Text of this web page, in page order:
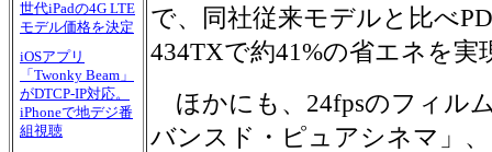
世代iPadの4G LTE
モデル価格を決定
iOSアプリ
「Twonky Beam」
がDTCP-IP対応。
iPhoneで地デジ番
組視聴
で、同社従来モデルと比べ
434TXで約41%の省エネを
ほかにも、24fpsのフィル
バンスド・ピュアシネマ」